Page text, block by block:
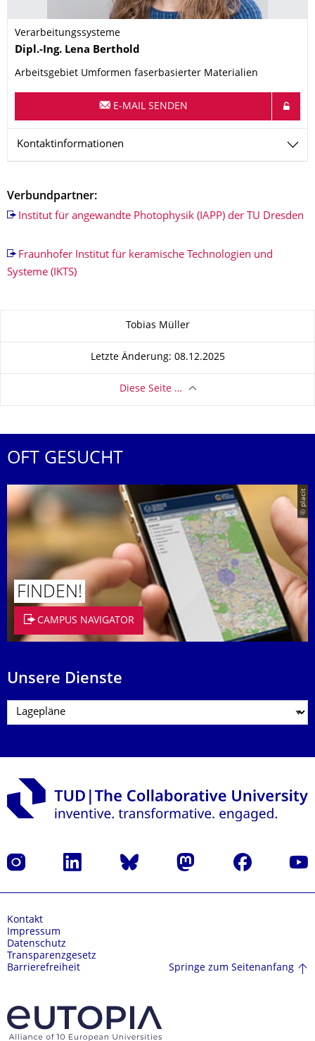
Verarbeitungssysteme
Name
Dipl.-Ing. Lena Berthold
Arbeitsgebiet Umformen faserbasierter Materialien
E-MAIL SENDEN
Kontaktinformationen
Verbundpartner:
Institut für angewandte Photophysik (IAPP) der TU Dresden
Fraunhofer Institut für keramische Technologien und
Systeme (IKTS)
Tobias Müller
Letzte Änderung: 08.12.2025
Diese Seite …
OFT GESUCHT
© placit
FINDEN!
CAMPUS NAVIGATOR
Unsere Dienste
Instagram LinkedIn Bluesky Mastodon Facebook
Kontakt
Impressum
Datenschutz
Transparenzgesetz
Barrierefreiheit
Springe zum Seitenanfang